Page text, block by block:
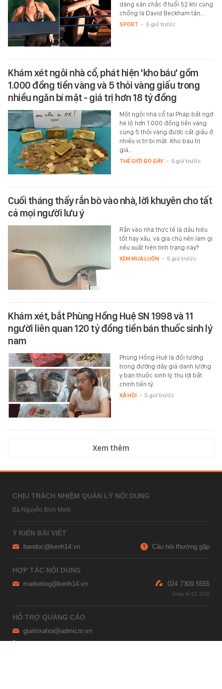
dáng săn chắc ở tuổi 52 khi cùng
chồng là David Beckham tận…
SPORT - 5 giờ trước
Khám xét ngôi nhà cổ, phát hiện 'kho báu' gồm
1.000 đồng tiền vàng và 5 thỏi vàng giấu trong
nhiều ngăn bí mật - giá trị hơn 18 tỷ đồng
Một ngôi nhà cổ tại Pháp bất ngờ
hé lộ hơn 1.000 đồng tiền vàng
cùng 5 thỏi vàng được cất giấu ở
nhiều vị trí bí mật. Kho báu trị
giá…
THẾ GIỚI ĐÓ ĐÂY - 5 giờ trước
Cuối tháng thấy rắn bò vào nhà, lời khuyên cho tất
cả mọi người lưu ý
Rắn vào nhà thực tế là dấu hiệu
tốt hay xấu, và gia chủ nên làm gì
nếu xuất hiện tình trạng này?
XEM MUA LUÔN - 5 giờ trước
Khám xét, bắt Phùng Hồng Huệ SN 1998 và 11
người liên quan 120 tỷ đồng tiền bán thuốc sinh lý
nam
Phùng Hồng Huệ là đối tượng
trong đường dây giả danh lương
y bán thuốc sinh lý, thu lợi bất
chính tiền tỷ.
XÃ HỘI - 5 giờ trước
Xem thêm
CHỊU TRÁCH NHIỆM QUẢN LÝ NỘI DUNG
Bà Nguyễn Bích Minh
Ý KIẾN BÀI VIẾT
bandoc@kenh14.vn Câu hỏi thường gặp
HỢP TÁC NỘI DUNG
marketing@kenh14.vn 024 7309 5555
HỖ TRỢ QUẢNG CÁO
giaitrixahoi@admicro.vn